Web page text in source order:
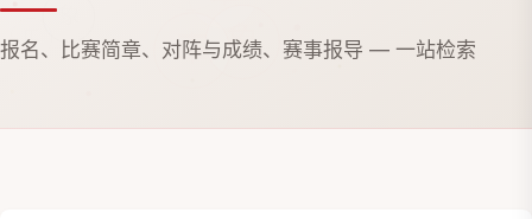
报名、比赛简章、对阵与成绩、赛事报导 — 一站检索